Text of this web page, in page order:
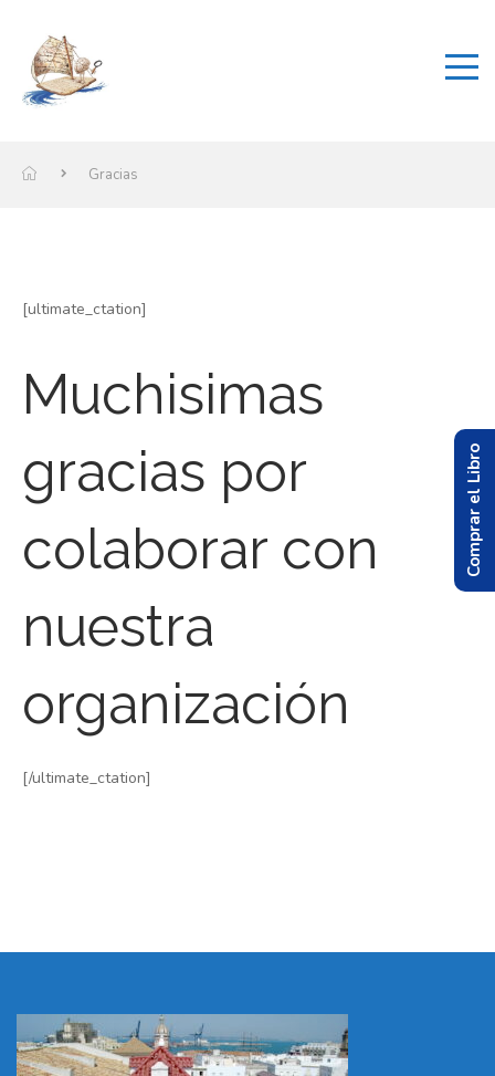
Gracias
[ultimate_ctation]
Muchisimas
gracias por
colaborar con
nuestra
organización
[/ultimate_ctation]
Comprar el Libro